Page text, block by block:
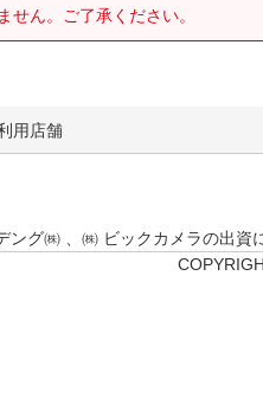
せん。ご了承ください。
用店舗
グ㈱ 、㈱ ビックカメラの出資